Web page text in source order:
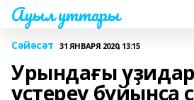
Ауыл уттары
Сәйәсәт 31 ЯНВАРЯ 2020, 13:15
Урындағы
үҫтереү буйынса